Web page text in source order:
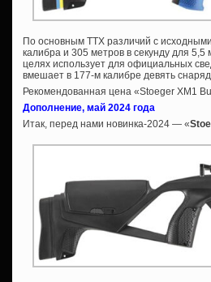
По основным ТТХ различий с
калибра и 305 метров в секунду для
целях использует для официальных
вмешает в 177-м калибре девять
Рекомендованная цена «Stoeger XM1
Дополнение, май 2024 года
Итак, перед нами новинка-2024 — «